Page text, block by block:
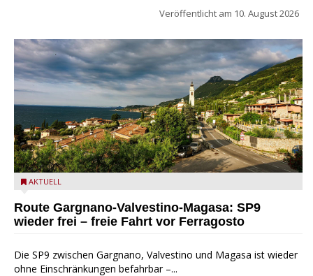
Veröffentlicht am 10. August 2026
Gargnano von der SP9 aus gesehen – Foto:
AKTUELL
Route Gargnano-Valvestino-Magasa: SP9
wieder frei – freie Fahrt vor Ferragosto
Die SP9 zwischen Gargnano, Valvestino und Magasa ist wieder
ohne Einschränkungen befahrbar –...